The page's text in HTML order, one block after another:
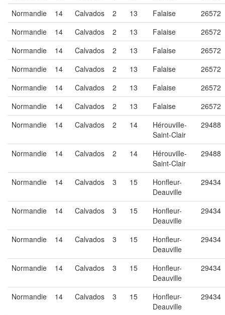
Normandie
14 Calvados 2 13 Falaise
26572
Normandie
14 Calvados 2 13 Falaise
26572
Normandie
14 Calvados 2 13 Falaise
26572
Normandie
14 Calvados 2 13 Falaise
26572
Normandie
14 Calvados 2 13 Falaise
26572
Normandie
14 Calvados 2 13 Falaise
26572
Normandie
14 Calvados 2 14
Hérouville-
Saint-Clair
29488
Normandie 14 Calvados 2 14
Hérouville-
Saint-Clair
29488
Normandie 14 Calvados 3 15
Honfleur-
Deauville
29434
Normandie 14 Calvados 3 15
Honfleur-
Deauville
29434
Normandie 14 Calvados 3 15
Honfleur-
Deauville
29434
Normandie 14 Calvados 3 15
Honfleur-
Deauville
29434
Normandie 14 Calvados 3 15
Honfleur-
Deauville
29434